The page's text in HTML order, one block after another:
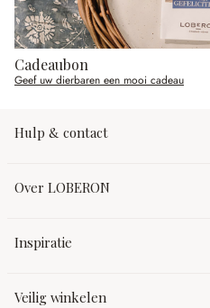
Cadeaubon
Geef uw dierbaren een mooi cadeau
Hulp & contact
Over LOBERON
Inspiratie
Veilig winkelen